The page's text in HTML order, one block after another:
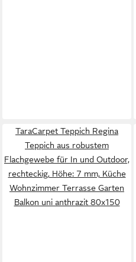
TaraCarpet Teppich Regina
Teppich aus robustem
Flachgewebe für In und Outdoor,
rechteckig, Höhe: 7 mm, Küche
Wohnzimmer Terrasse Garten
Balkon uni anthrazit 80x150